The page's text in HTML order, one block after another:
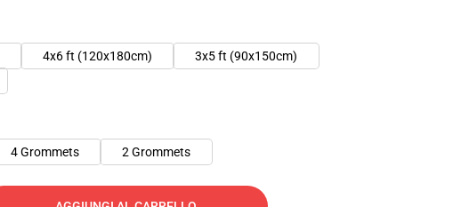
4x6 ft (120x180cm)
3x5 ft (90x150cm)
4 Grommets 2 Grommets